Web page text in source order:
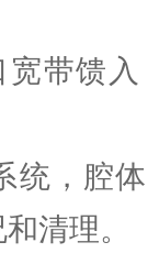
带馈入
，腔
清理。